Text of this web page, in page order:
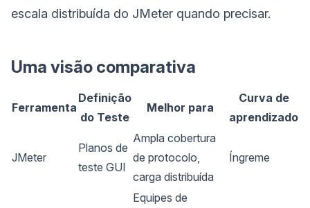
escala distribuída do JMeter quando precisar.
Uma visão comparativa
Ferramenta
Definição
do Teste
Melhor para
Curva de
aprendizado
JMeter
Planos de
teste GUI
Ampla cobertura
de protocolo,
carga distribuída
Íngreme
Equipes de